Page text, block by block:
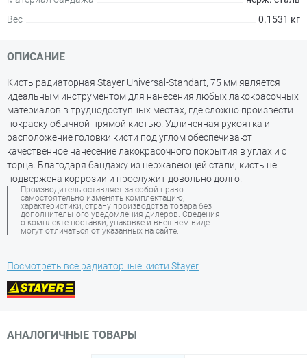
Вес
0.1531 кг
ОПИСАНИЕ
Кисть радиаторная Stayer Universal-Standart, 75 мм является
идеальным инструментом для нанесения любых лакокрасочных
материалов в труднодоступных местах, где сложно произвести
покраску обычной прямой кистью. Удлиненная рукоятка и
расположение головки кисти под углом обеспечивают
качественное нанесение лакокрасочного покрытия в углах и с
торца. Благодаря бандажу из нержавеющей стали, кисть не
подвержена коррозии и прослужит довольно долго.
Производитель оставляет за собой право
самостоятельно изменять комплектацию,
характеристики, страну производства товара без
дополнительного уведомления дилеров. Сведения
о комплекте поставки, упаковке и внешнем виде
могут отличаться от указанных на сайте.
Посмотреть все радиаторные кисти Stayer
АНАЛОГИЧНЫЕ ТОВАРЫ